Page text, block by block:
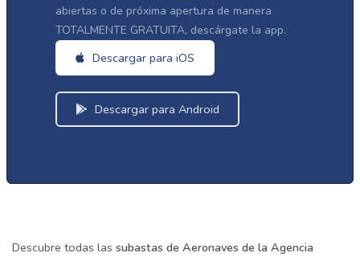
abiertas o de próxima apertura de manera
TOTALMENTE GRATUITA, descárgate la app.
Descargar para iOS
Descargar para Android
Descubre todas las subastas de Aeronaves de la Agencia